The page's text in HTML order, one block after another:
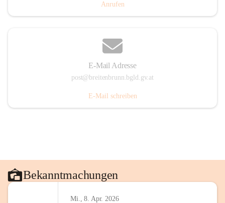
Anrufen
E-Mail Adresse
post@breitenbrunn.bgld.gv.at
E-Mail schreiben
Bekanntmachungen
Mi., 8. Apr. 2026